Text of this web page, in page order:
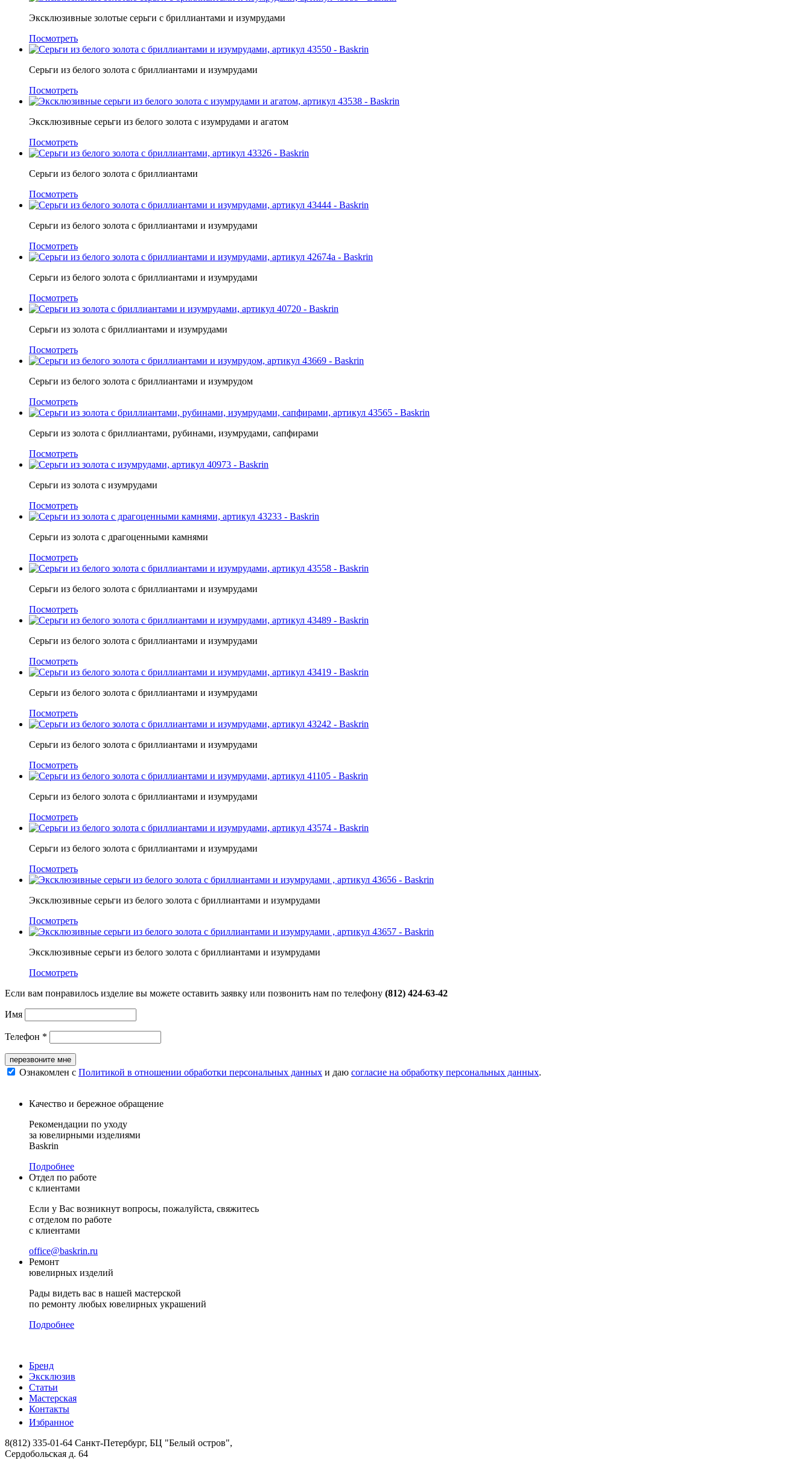
Эксклюзивные золотые серьги с бриллиантами и изумрудами
Посмотреть
Серьги из белого золота с бриллиантами и изумрудами
Посмотреть
Эксклюзивные серьги из белого золота с изумрудами и агатом
Посмотреть
Серьги из белого золота с бриллиантами
Посмотреть
Серьги из белого золота с бриллиантами и изумрудами
Посмотреть
Серьги из белого золота с бриллиантами и изумрудами
Посмотреть
Серьги из золота с бриллиантами и изумрудами
Посмотреть
Серьги из белого золота с бриллиантами и изумрудом
Посмотреть
Серьги из золота с бриллиантами, рубинами, изумрудами, сапфирами
Посмотреть
Серьги из золота с изумрудами
Посмотреть
Серьги из золота с драгоценными камнями
Посмотреть
Серьги из белого золота с бриллиантами и изумрудами
Посмотреть
Серьги из белого золота с бриллиантами и изумрудами
Посмотреть
Серьги из белого золота с бриллиантами и изумрудами
Посмотреть
Серьги из белого золота с бриллиантами и изумрудами
Посмотреть
Серьги из белого золота с бриллиантами и изумрудами
Посмотреть
Серьги из белого золота с бриллиантами и изумрудами
Посмотреть
Эксклюзивные серьги из белого золота с бриллиантами и изумрудами
Посмотреть
Эксклюзивные серьги из белого золота с бриллиантами и изумрудами
Посмотреть
Если вам понравилось изделие вы можете оставить заявку или позвонить нам по телефону (812) 424-63-42
Имя
Телефон *
перезвоните мне
Ознакомлен с Политикой в отношении обработки персональных данных и даю согласие на обработку персональных данных.
Качество и бережное обращение
Рекомендации по уходу
за ювелирными изделиями
Baskrin
Подробнее
Отдел по работе
с клиентами
Если у Вас возникнут вопросы, пожалуйста, свяжитесь
с отделом по работе
с клиентами
office@baskrin.ru
Ремонт
ювелирных изделий
Рады видеть вас в нашей мастерской
по ремонту любых ювелирных украшений
Подробнее
Бренд
Эксклюзив
Статьи
Мастерская
Контакты
Избранное
8(812) 335-01-64 Санкт-Петербург, БЦ "Белый остров",
Сердобольская д. 64